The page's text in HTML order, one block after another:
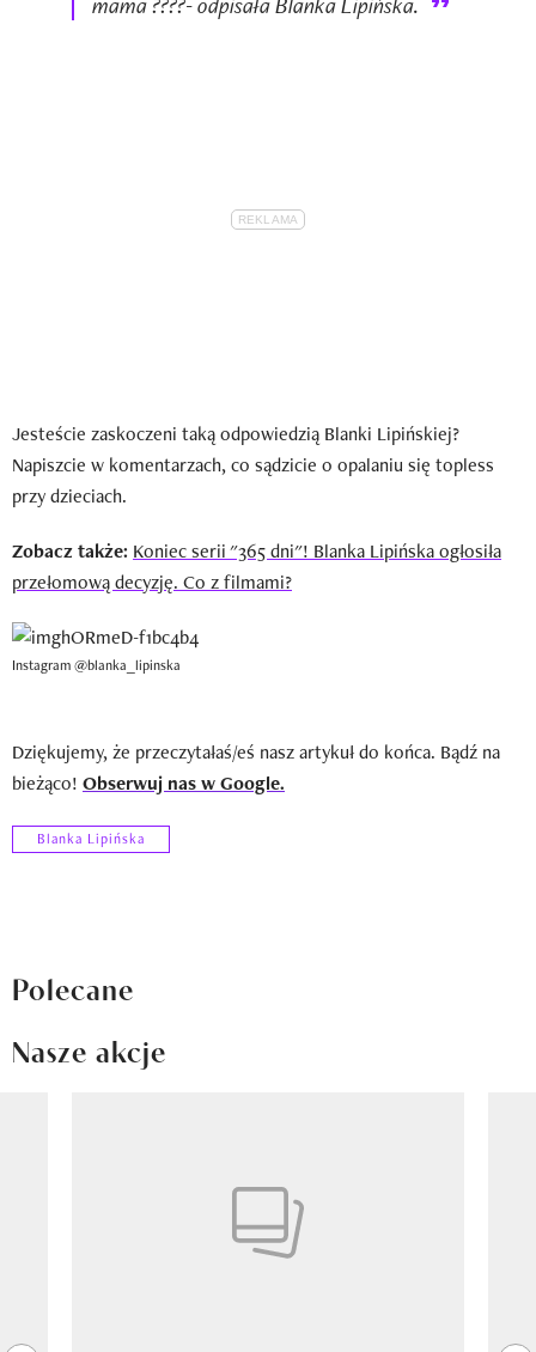
Jesteście zaskoczeni taką odpowiedzią Blanki Lipińskiej?
Napiszcie w komentarzach, co sądzicie o opalaniu się topless
przy dzieciach.
Zobacz także: Koniec serii "365 dni"! Blanka Lipińska ogłosiła
przełomową decyzję. Co z filmami?
Instagram @blanka_lipinska
Dziękujemy, że przeczytałaś/eś nasz artykuł do końca. Bądź na
bieżąco! Obserwuj nas w Google.
Blanka Lipińska
Polecane
Nasze akcje